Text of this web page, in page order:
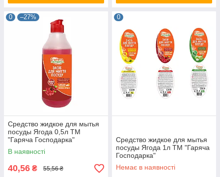
0 –27%
Средство жидкое для мытья
посуды Ягода 0,5л ТМ
"Гаряча Господарка"
В наявності
40,56 ₴ 55,56 ₴
0
Средство жидкое для мытья
посуды Ягода 1л ТМ "Гаряча
Господарка"
Немає в наявності